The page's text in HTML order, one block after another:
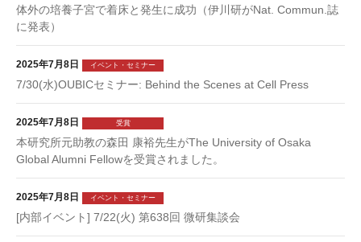
体外の培養子宮で着床と発生に成功（伊川研がNat. Commun.誌
に発表）
2025年7月8日 イベント・セミナー
7/30(水)OUBICセミナー: Behind the Scenes at Cell Press
2025年7月8日 受賞
本研究所元助教の森田 康裕先生がThe University of Osaka
Global Alumni Fellowを受賞されました。
2025年7月8日 イベント・セミナー
[内部イベント] 7/22(火) 第638回 微研集談会